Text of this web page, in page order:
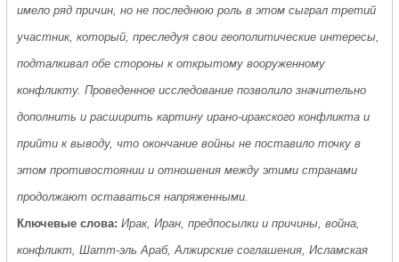
имело ряд причин, но не последнюю роль в этом сыграл третий
участник, который, преследуя свои геополитические интересы,
подталкивал обе стороны к открытому вооруженному
конфликту. Проведенное исследование позволило значительно
дополнить и расширить картину ирано-иракского конфликта и
прийти к выводу, что окончание войны не поставило точку в
этом противостоянии и отношения между этими странами
продолжают оставаться напряженными.
Ключевые слова: Ирак, Иран, предпосылки и причины, война,
конфликт, Шатт-эль Араб, Алжирские соглашения, Исламская